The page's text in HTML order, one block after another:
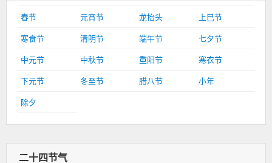
春节 元宵节 龙抬头
上巳节
寒食节
清明节 端午节
七夕节
中元节
中秋节 重阳节
寒衣节
下元节
冬至节 腊八节
小年
除夕
二十四节气